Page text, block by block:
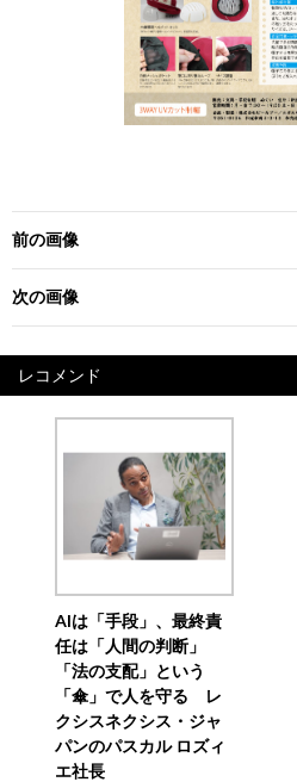
前の画像
次の画像
レコメンド
AIは「手段」、最終責
任は「人間の判断」
「法の支配」という
「傘」で人を守る レ
クシスネクシス・ジャ
パンのパスカル ロズィ
エ社長